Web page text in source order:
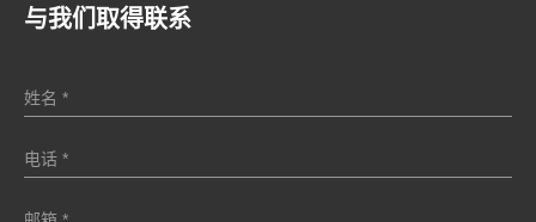
与我们取得联系